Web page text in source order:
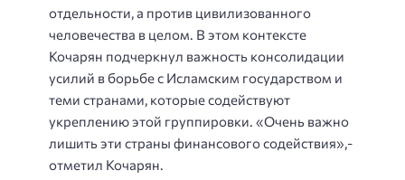
отдельности, а против цивилизованного
человечества в целом. В этом контексте
Кочарян подчеркнул важность консолидации
усилий в борьбе с Исламским государством и
теми странами, которые содействуют
укреплению этой группировки. «Очень важно
лишить эти страны финансового содействия»,-
отметил Кочарян.